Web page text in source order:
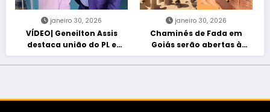
janeiro 30, 2026
VÍDEO| Geneilton Assis
destaca união do PL e
consolidação de apoio a
Maycon Tombini em Jataí
janeiro 30, 2026
Chaminés de Fada em
Goiás serão abertas à
visitação controlada